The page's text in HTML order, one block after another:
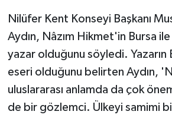
Nilüfer Kent Konseyi Başkanı
Aydın, Nâzım Hikmet'in Bursa ile
yazar olduğunu söyledi.
eseri olduğunu belirten Aydın,
uluslararası anlamda da çok
de bir gözlemci. Ülkeyi samimi